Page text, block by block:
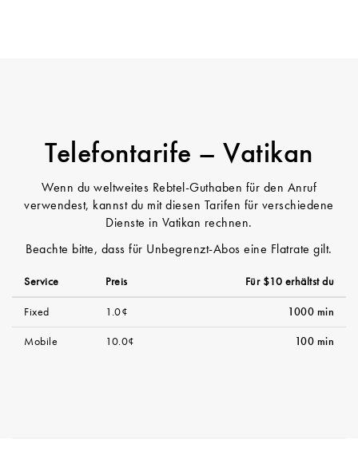
Telefontarife – Vatikan
Wenn du weltweites Rebtel-Guthaben für den Anruf
verwendest, kannst du mit diesen Tarifen für verschiedene
Dienste in Vatikan rechnen.
Beachte bitte, dass für Unbegrenzt-Abos eine Flatrate gilt.
Service Preis Für $10 erhältst du
Fixed 1.0¢ 1000 min
Mobile 10.0¢ 100 min